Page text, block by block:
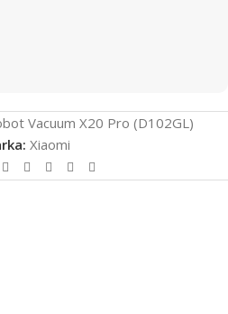
Vacuum X20 Pro (D102GL)
Xiaomi